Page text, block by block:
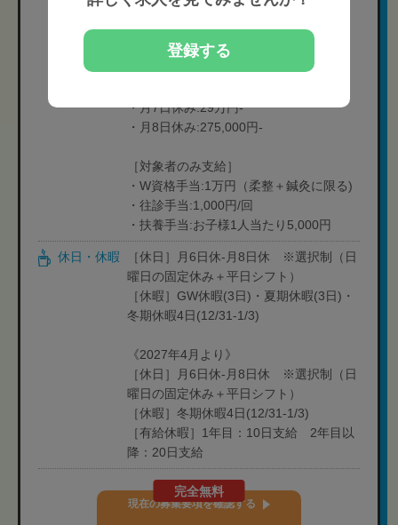
《2027年4月より》
［月給制］275,000円-305,000円※休日
選択制、休日により給与が異なります
・月7日休み:29万円-
・月8日休み:275,000円-
［対象者のみ支給］
・W資格手当:1万円（柔整＋鍼灸に限る)
・往診手当:1,000円/回
・扶養手当:お子様1人当たり5,000円
休日・休暇
［休日］月6日休-月8日休 ※選択制（日
曜日の固定休み＋平日シフト）
［休暇］GW休暇(3日)・夏期休暇(3日)・
冬期休暇4日(12/31-1/3)
《2027年4月より》
［休日］月6日休-月8日休 ※選択制（日
曜日の固定休み＋平日シフト）
［休暇］冬期休暇4日(12/31-1/3)
［有給休暇］1年目：10日支給 2年目以
降：20日支給
完全無料
現在の募集要項を確認する
登録する